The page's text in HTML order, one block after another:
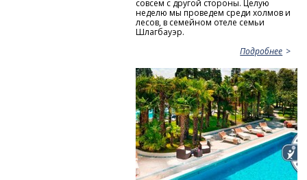
совсем с другой стороны. Целую
неделю мы проведем среди холмов и
лесов, в семейном отеле семьи
Шлагбауэр.
Подробнее